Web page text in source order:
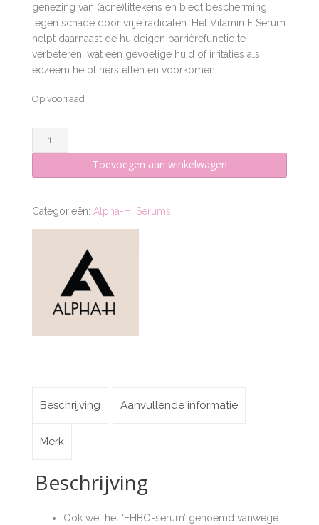
genezing van (acne)littekens en biedt bescherming
tegen schade door vrije radicalen. Het Vitamin E Serum
helpt daarnaast de huideigen barrièrefunctie te
verbeteren, wat een gevoelige huid of irritaties als
eczeem helpt herstellen en voorkomen.
Op voorraad
Vitamin
E
Toevoegen aan winkelwagen
Categorieën: Alpha-H Serums
Beschrijving Aanvullende informatie
Merk
Beschrijving
Ook wel het ‘EHBO-serum’ genoemd vanwege